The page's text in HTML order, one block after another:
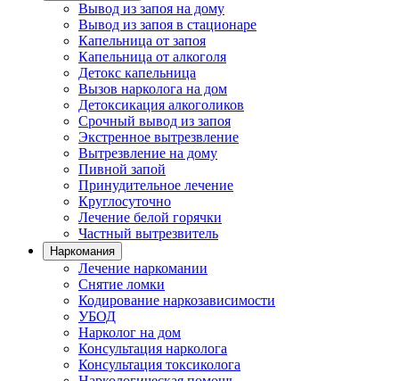
Вывод из запоя на дому
Вывод из запоя в стационаре
Капельница от запоя
Капельница от алкоголя
Детокс капельница
Вызов нарколога на дом
Детоксикация алкоголиков
Срочный вывод из запоя
Экстренное вытрезвление
Вытрезвление на дому
Пивной запой
Принудительное лечение
Круглосуточно
Лечение белой горячки
Частный вытрезвитель
Наркомания
Лечение наркомании
Снятие ломки
Кодирование наркозависимости
УБОД
Нарколог на дом
Консультация нарколога
Консультация токсиколога